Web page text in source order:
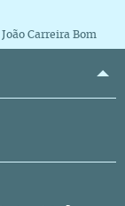
João Carreira Bom